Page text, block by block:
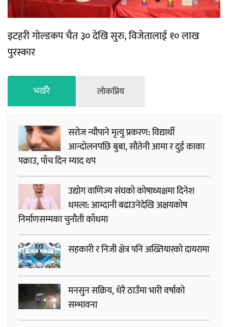
इटहरी गोल्डकप चैत ३० देखि सुरु, विजेतालाई १० लाख
पुरस्कार
भर्खरै लाेकप्रिय
सरोज न्यौपाने मृत्यु प्रकरण: विद्यार्थी
आन्दोलनपछि बुबा, सौतेनी आमा र दुई काका
पक्राउ, पाँच दिन म्याद थप
उद्योग वाणिज्य संघको कोषाध्यक्षमा दिनेश
धमला: आम्दानी बढाउनेदेखि अक्षयकोष
निर्माणसम्मका चुनौती काँधमा
सहकारी र निजी क्षेत्र पनि अख्तियारको दायरामा
मनसुन सक्रिय, धेरै ठाउँमा भारी वर्षाको
सम्भावना